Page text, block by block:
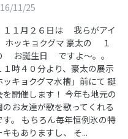
11/25
１１月２６日は 我らがアイ
ッキョクグマ 豪太の １
お誕生日 ですよ～。。
１時４０分より、豪太の展示
ッキョクグマ水槽」前にて 誕
を開催します！ 今年も地元の
のお友達が歌を歌ってくれる
す。 もちろん毎年恒例氷の特
キもありますし、 そ...